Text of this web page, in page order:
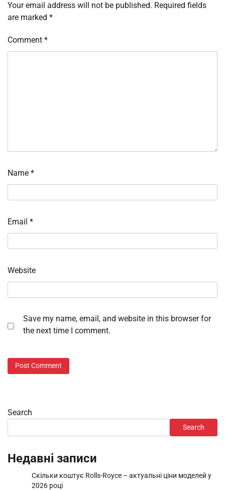
Your email address will not be published. Required fields
are marked *
Comment *
Name *
Email *
Website
Save my name, email, and website in this browser for
the next time I comment.
Search
Search
Недавні записи
Скільки коштує Rolls-Royce – актуальні ціни моделей у
2026 році